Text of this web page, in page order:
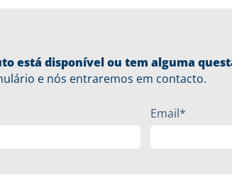
está disponível ou tem alguma
e nós entraremos em contacto.
Email*